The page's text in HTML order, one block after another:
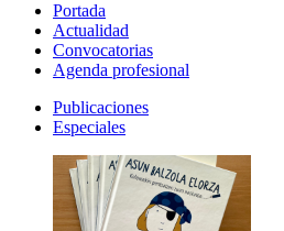
Portada
Actualidad
Convocatorias
Agenda profesional
Publicaciones
Especiales